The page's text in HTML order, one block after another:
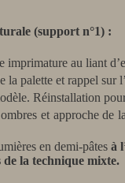
(support n°1) :
imprimature au liant
la palette et rappel sur
Réinstallation
et approche de
en demi-pâtes à
de la technique mixte.